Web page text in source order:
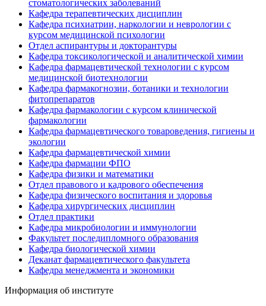
стоматологических заболеваний
Кафедра терапевтических дисциплин
Кафедра психиатрии, наркологии и неврологии с
курсом медицинской психологии
Отдел аспирантуры и докторантуры
Кафедра токсикологической и аналитической химии
Кафедра фармацевтической технологии с курсом
медицинской биотехнологии
Кафедра фармакогнозии, ботаники и технологии
фитопрепаратов
Кафедра фармакологии с курсом клинической
фармакологии
Кафедра фармацевтического товароведения, гигиены и
экологии
Кафедра фармацевтической химии
Кафедра фармации ФПО
Кафедра физики и математики
Отдел правового и кадрового обеспечения
Кафедра физического воспитания и здоровья
Кафедра хирургических дисциплин
Отдел практики
Кафедра микробиологии и иммунологии
Факультет последипломного образования
Кафедра биологической химии
Деканат фармацевтического факультета
Кафедра менеджмента и экономики
Информация об институте